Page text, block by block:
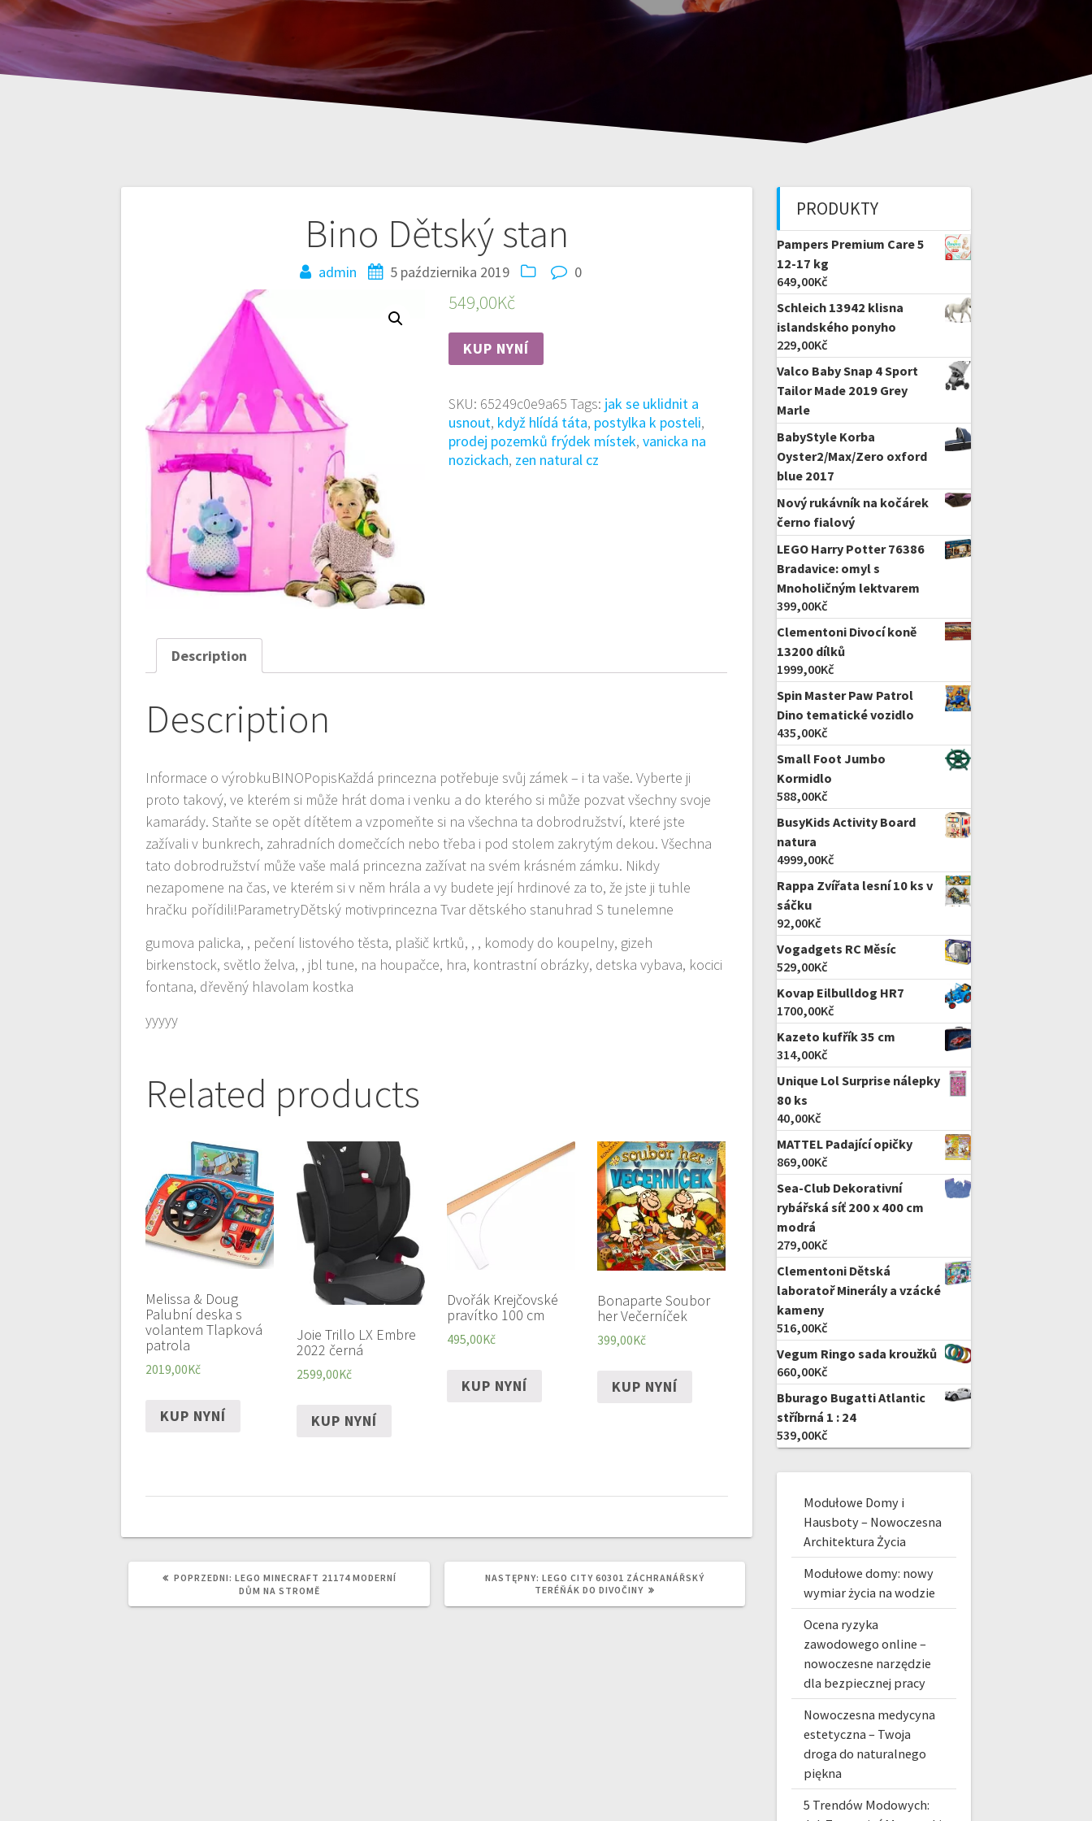
Bino Dětský stan
admin 5 października 2019 0
549,00Kč
KUP NYNÍ
SKU: 65249c0e9a65 Tags: jak se uklidnit a
usnout, když hlídá táta, postylka k posteli,
prodej pozemků frýdek místek, vanicka na
nozickach, zen natural cz
Description
Description
Informace o výrobkuBINOPopisKaždá princezna potřebuje svůj zámek – i ta vaše. Vyberte ji
proto takový, ve kterém si může hrát doma i venku a do kterého si může pozvat všechny svoje
kamarády. Staňte se opět dítětem a vzpomeňte si na všechna ta dobrodružství, které jste
zažívali v bunkrech, zahradních domečcích nebo třeba i pod stolem zakrytým dekou. Všechna
tato dobrodružství může vaše malá princezna zažívat na svém krásném zámku. Nikdy
nezapomene na čas, ve kterém si v něm hrála a vy budete její hrdinové za to, že jste ji tuhle
hračku pořídili!ParametryDětský motivprincezna Tvar dětského stanuhrad S tunelemne
gumova palicka, , pečení listového těsta, plašič krtků, , , komody do koupelny, gizeh
birkenstock, světlo želva, , jbl tune, na houpačce, hra, kontrastní obrázky, detska vybava, kocici
fontana, dřevěný hlavolam kostka
yyyyy
Related products
Melissa & Doug
Palubní deska s
volantem Tlapková
patrola
2019,00Kč
KUP NYNÍ
Joie Trillo LX Embre
2022 černá
2599,00Kč
KUP NYNÍ
Dvořák Krejčovské
pravítko 100 cm
495,00Kč
KUP NYNÍ
Bonaparte Soubor
her Večerníček
399,00Kč
KUP NYNÍ
POPRZEDNI: POPRZEDNI
WPIS:
LEGO MINECRAFT 21174 MODERNÍ
DŮM NA STROMĚ
NASTĘPNY: NASTĘPNY
WPIS:
LEGO CITY 60301 ZÁCHRANÁŘSKÝ
TERÉŇÁK DO DIVOČINY
PRODUKTY
Pampers Premium Care 5
12-17 kg
649,00Kč
Schleich 13942 klisna
islandského ponyho
229,00Kč
Valco Baby Snap 4 Sport
Tailor Made 2019 Grey
Marle
BabyStyle Korba
Oyster2/Max/Zero oxford
blue 2017
Nový rukávník na kočárek
černo fialový
LEGO Harry Potter 76386
Bradavice: omyl s
Mnoholičným lektvarem
399,00Kč
Clementoni Divocí koně
13200 dílků
1999,00Kč
Spin Master Paw Patrol
Dino tematické vozidlo
435,00Kč
Small Foot Jumbo
Kormidlo
588,00Kč
BusyKids Activity Board
natura
4999,00Kč
Rappa Zvířata lesní 10 ks v
sáčku
92,00Kč
Vogadgets RC Měsíc
529,00Kč
Kovap Eilbulldog HR7
1700,00Kč
Kazeto kufřík 35 cm
314,00Kč
Unique Lol Surprise nálepky
80 ks
40,00Kč
MATTEL Padající opičky
869,00Kč
Sea-Club Dekorativní
rybářská síť 200 x 400 cm
modrá
279,00Kč
Clementoni Dětská
laboratoř Minerály a vzácké
kameny
516,00Kč
Vegum Ringo sada kroužků
660,00Kč
Bburago Bugatti Atlantic
stříbrná 1 : 24
539,00Kč
Modułowe Domy i
Hausboty – Nowoczesna
Architektura Życia
Modułowe domy: nowy
wymiar życia na wodzie
Ocena ryzyka
zawodowego online –
nowoczesne narzędzie
dla bezpiecznej pracy
Nowoczesna medycyna
estetyczna – Twoja
droga do naturalnego
piękna
5 Trendów Modowych: